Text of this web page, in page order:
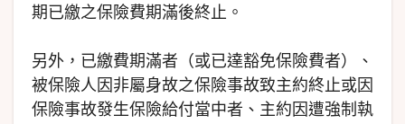
期已繳之保險費期滿後終止。
另外，已繳費期滿者（或已達豁免保險費者）、
被保險人因非屬身故之保險事故致主約終止或因
保險事故發生保險給付當中者、主約因遭強制執